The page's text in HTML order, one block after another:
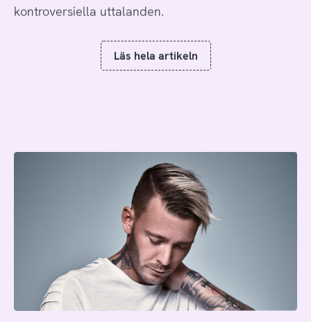
kontroversiella uttalanden.
Läs hela artikeln